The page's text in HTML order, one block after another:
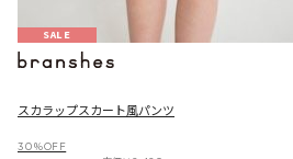
SALE
スカラップスカート風パンツ
30％OFF